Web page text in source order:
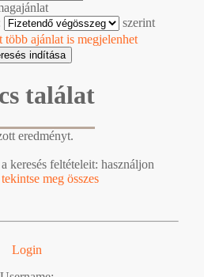
szerint
több ajánlat is megjelenhet
találat
eredményt.
keresés feltételeit: használjon
tekintse meg összes
Login